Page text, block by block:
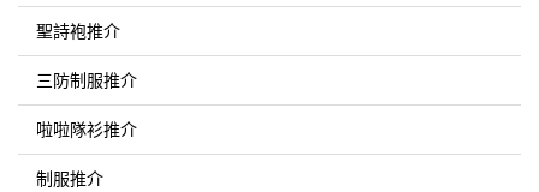
聖詩袍推介
三防制服推介
啦啦隊衫推介
制服推介